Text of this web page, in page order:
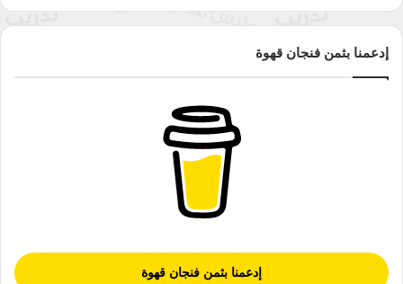
إدعمنا بثمن فنجان قهوة
إدعمنا بثمن فنجان قهوة